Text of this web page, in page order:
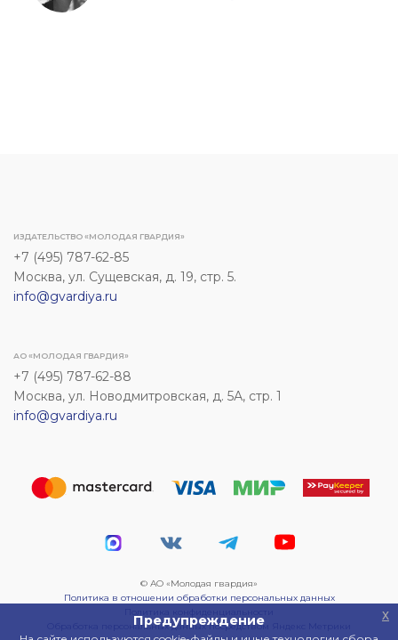
ИЗДАТЕЛЬСТВО «МОЛОДАЯ ГВАРДИЯ»
+7 (495) 787-62-85
Москва, ул. Сущевская, д. 19, стр. 5.
info@gvardiya.ru
АО «МОЛОДАЯ ГВАРДИЯ»
+7 (495) 787-62-88
Москва, ул. Новодмитровская, д. 5А, стр. 1
info@gvardiya.ru
© АО «Молодая гвардия»
Политика в отношении обработки персональных данных
Обработка персональных данных посредством Яндекс Метрики
Предупреждение x